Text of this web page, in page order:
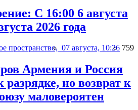
С 16:00 6 августа
2026 года
пространство, 07 августа, 10:26 759
Армения и Россия
но возврат к
маловероятен